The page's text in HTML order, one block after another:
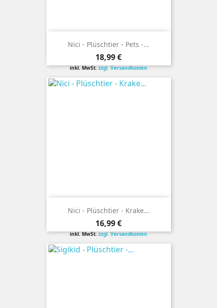
Nici - Plüschtier - Pets -...
Preis
18,99 €
inkl. MwSt.zzgl. Versandkosten
Nici - Plüschtier - Krake...
Preis
16,99 €
inkl. MwSt.zzgl. Versandkosten